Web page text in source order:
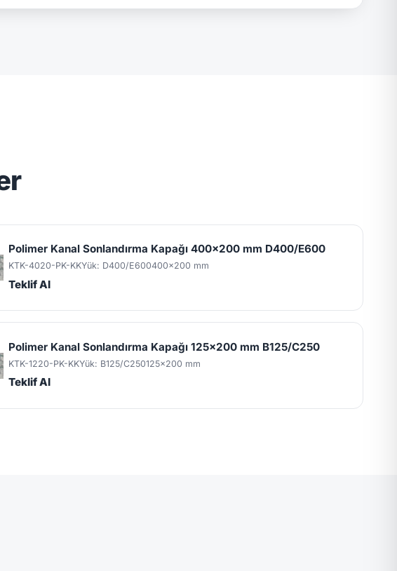
Polimer Kanal Sonlandırma Kapağı 400x200 mm D400/E600
KTK-4020-PK-KKYük: D400/E600400x200 mm
Teklif Al
Polimer Kanal Sonlandırma Kapağı 125x200 mm B125/C250
KTK-1220-PK-KKYük: B125/C250125x200 mm
Teklif Al